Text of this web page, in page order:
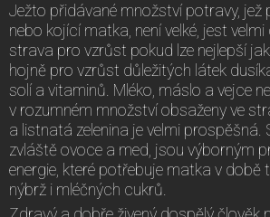
Ježto přidávané množství potravy, jež
nebo kojící matka, není velké, jest
strava pro vzrůst pokud lze nejlepší
hojně pro vzrůst důležitých látek
solí a vitaminů. Mléko, máslo a vejce
v rozumném množství obsaženy ve
a listnatá zelenina je velmi prospěšná.
zvláště ovoce a med, jsou výborným
energie, které potřebuje matka v době
nýbrž i mléčných cukrů.